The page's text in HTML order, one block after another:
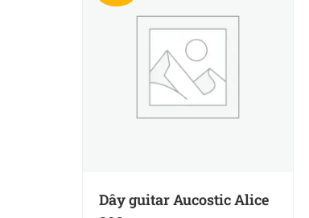
Dây guitar Aucostic Alice